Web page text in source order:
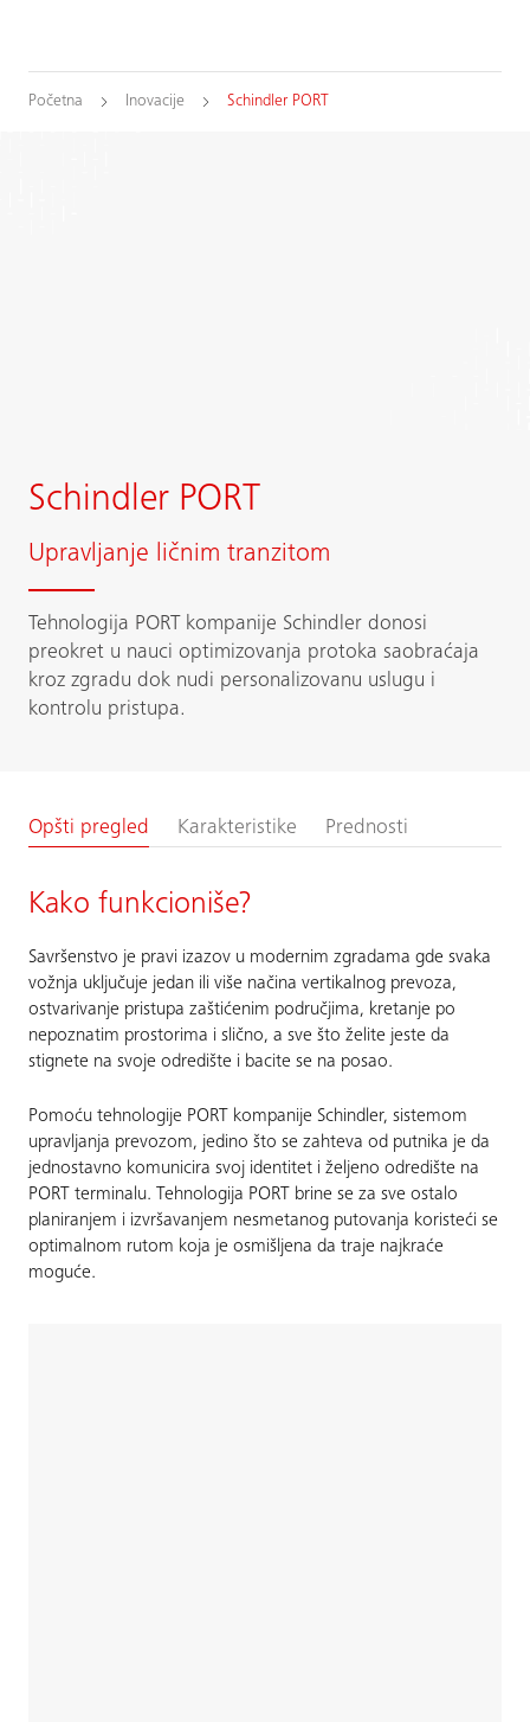
Početna Inovacije Schindler PORT
Schindler PORT
Upravljanje ličnim tranzitom
Tehnologija PORT kompanije Schindler donosi
preokret u nauci optimizovanja protoka saobraćaja
kroz zgradu dok nudi personalizovanu uslugu i
kontrolu pristupa.
Opšti pregled Karakteristike Prednosti
Kako funkcioniše?
Savršenstvo je pravi izazov u modernim zgradama gde svaka
vožnja uključuje jedan ili više načina vertikalnog prevoza,
ostvarivanje pristupa zaštićenim područjima, kretanje po
nepoznatim prostorima i slično, a sve što želite jeste da
stignete na svoje odredište i bacite se na posao.
Pomoću tehnologije PORT kompanije Schindler, sistemom
upravljanja prevozom, jedino što se zahteva od putnika je da
jednostavno komunicira svoj identitet i željeno odredište na
PORT terminalu. Tehnologija PORT brine se za sve ostalo
planiranjem i izvršavanjem nesmetanog putovanja koristeći se
optimalnom rutom koja je osmišljena da traje najkraće
moguće.